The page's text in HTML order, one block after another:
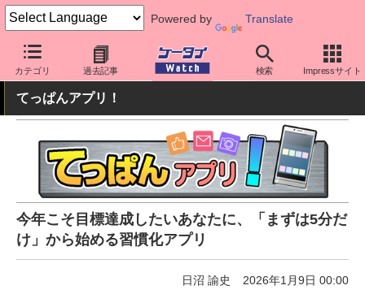
Powered by Translate
カテゴリ 過去記事 検索 Impressサイト
ケータイ Watch アプリ・サービス その他
てっぱんアプリ！
今年こそ目標達成したいあなたに、「まずは5分だ
け」から始める習慣化アプリ
日沼 諭史 2026年1月9日 00:00